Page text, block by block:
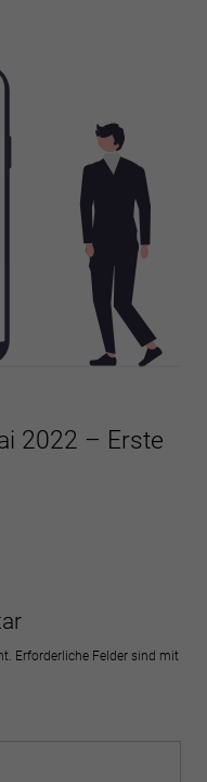
2022 – Erste
Erforderliche Felder sind mit